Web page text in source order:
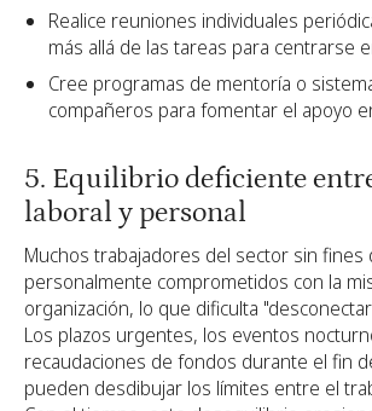
Realice reuniones individuales
más allá de las tareas para centrarse
Cree programas de mentoría o
compañeros para fomentar el apoyo
5. Equilibrio deficiente
laboral y personal
Muchos trabajadores del sector sin fines
personalmente comprometidos con la
organización, lo que dificulta
Los plazos urgentes, los eventos
recaudaciones de fondos durante el fin
pueden desdibujar los límites entre el